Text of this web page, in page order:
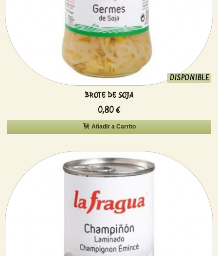
DISPONIBLE
BROTE DE SOJA
0,80 €
Añadir a Carrito